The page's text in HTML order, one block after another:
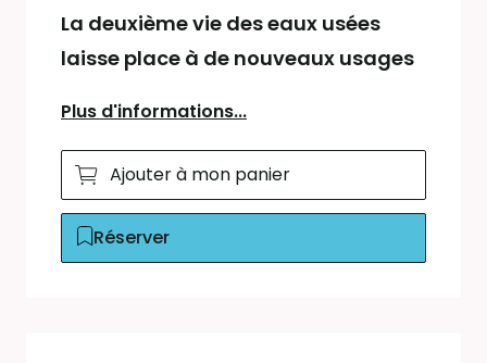
La deuxième vie des eaux usées
laisse place à de nouveaux usages
Plus d'informations...
Ajouter à mon panier
Réserver